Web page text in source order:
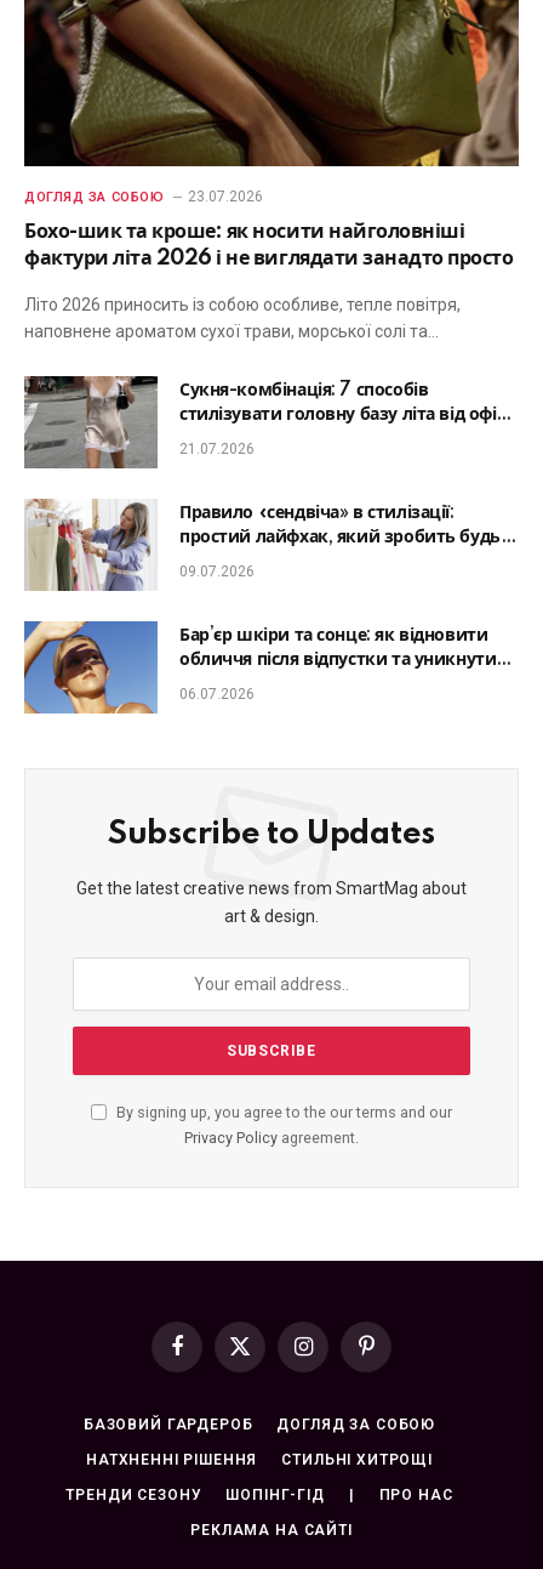
ДОГЛЯД ЗА СОБОЮ 23.07.2026
Бохо-шик та кроше: як носити найголовніші
фактури літа 2026 і не виглядати занадто просто
Літо 2026 приносить із собою особливе, тепле повітря,
наповнене ароматом сухої трави, морської солі та…
Сукня-комбінація: 7 способів
стилізувати головну базу літа від офісу
до романтичної вечері
21.07.2026
Правило «сендвіча» в стилізації:
простий лайфхак, який зробить будь-
який образ гармонійним
09.07.2026
Бар’єр шкіри та сонце: як відновити
обличчя після відпустки та уникнути
фотостаріння
06.07.2026
Subscribe to Updates
Get the latest creative news from SmartMag about
art & design.
By signing up, you agree to the our terms and our
Privacy Policy agreement.
Facebook
X
InstagramPinterest
БАЗОВИЙ ГАРДЕРОБ ДОГЛЯД ЗА СОБОЮ
НАТХНЕННІ РІШЕННЯ СТИЛЬНІ ХИТРОЩІ
ТРЕНДИ СЕЗОНУ ШОПІНГ-ГІД | ПРО НАС
РЕКЛАМА НА САЙТІ